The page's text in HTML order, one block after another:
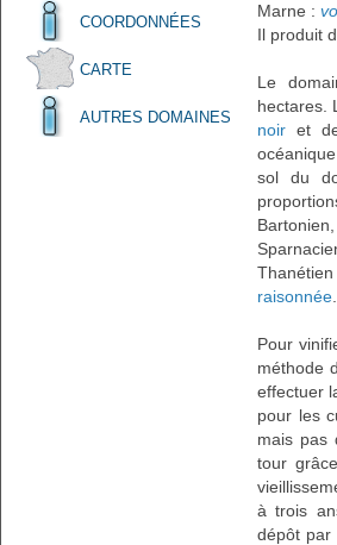
COORDONNÉES
CARTE
AUTRES DOMAINES
Marne :
Il produit
Le
hectares.
noir et
sol du
raisonnée
Pour
méthode
effectuer
pour les
mais pas
tour
à trois
dépôt par